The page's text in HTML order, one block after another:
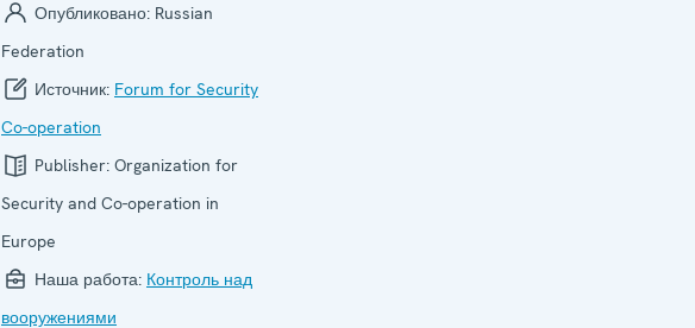
Опубликовано: Russian
Federation
Источник: Forum for Security
Co-operation
Publisher: Organization for
Security and Co-operation in
Europe
Наша работа: Контроль над
вооружениями